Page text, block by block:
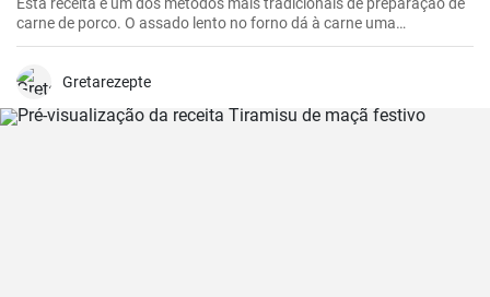
carne de porco. O assado lento no forno dá à carne uma
oportunidade de se tornar suave e suculenta, enriquecendo-a com
consumida com molho, purê de batatas ou legumes grelhados. Se
outras especiarias ao tempero da carne de acordo com o seu
Gretarezepte